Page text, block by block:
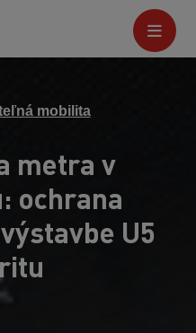
mobilita
metra v
ochrana
U5